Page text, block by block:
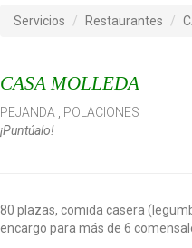
Servicios Restaurantes
CASA MOLLEDA
PEJANDA
POLACIONES
¡Puntúalo!
80 plazas, comida casera
encargo para más de 6